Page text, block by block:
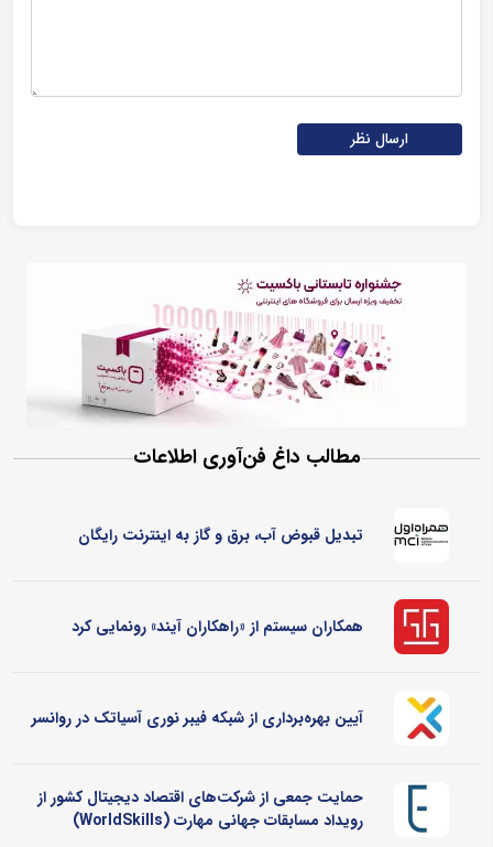
ارسال نظر
مطالب داغ فن‌آوری اطلاعات
تبدیل قبوض آب، برق و گاز به اینترنت رایگان
همکاران سیستم از «راهکاران آیند» رونمایی کرد
آیین بهره‌برداری از شبکه فیبر نوری آسیاتک در روانسر
حمایت جمعی از شرکت‌های اقتصاد دیجیتال کشور از
رویداد مسابقات جهانی مهارت (WorldSkills)